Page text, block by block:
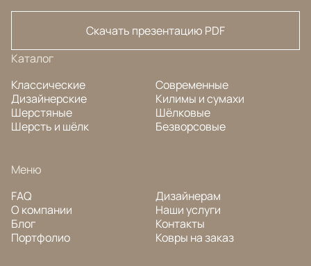
Скачать презентацию PDF
Каталог
Классические
Дизайнерские
Шерстяные
Шерсть и шёлк
Современные
Килимы и сумахи
Шёлковые
Безворсовые
Меню
FAQ
О компании
Блог
Портфолио
Дизайнерам
Наши услуги
Контакты
Ковры на заказ